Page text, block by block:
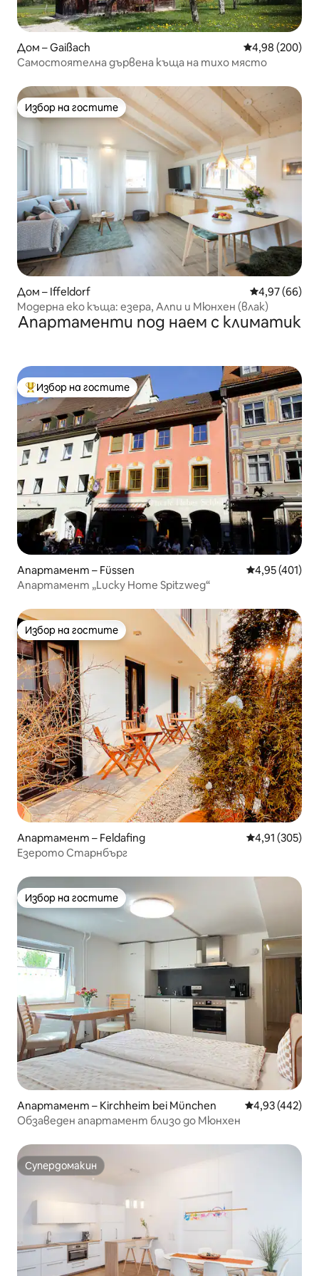
Дом – Gaißach Средна
4,98 (200)
Самостоятелна дървена къща на тихо място
Избор на гостите
Избор на гостите
Дом – Iffeldorf Средна
4,97 (66)
Модерна еко къща: езера, Алпи и Мюнхен (влак)
Апартаменти под наем с климатик
Най-популярен избор на гостите
Избор на гостите
Апартамент – Füssen Средна
4,95 (401)
Апартамент „Lucky Home Spitzweg“
Избор на гостите
Избор на гостите
Апартамент – Feldafing Средна
4,91 (305)
Езерото Старнбърг
Избор на гостите
Избор на гостите
Апартамент – Kirchheim bei München Средна
4,93 (442)
Обзаведен апартамент близо до Мюнхен
Супердомакин
Супердомакин